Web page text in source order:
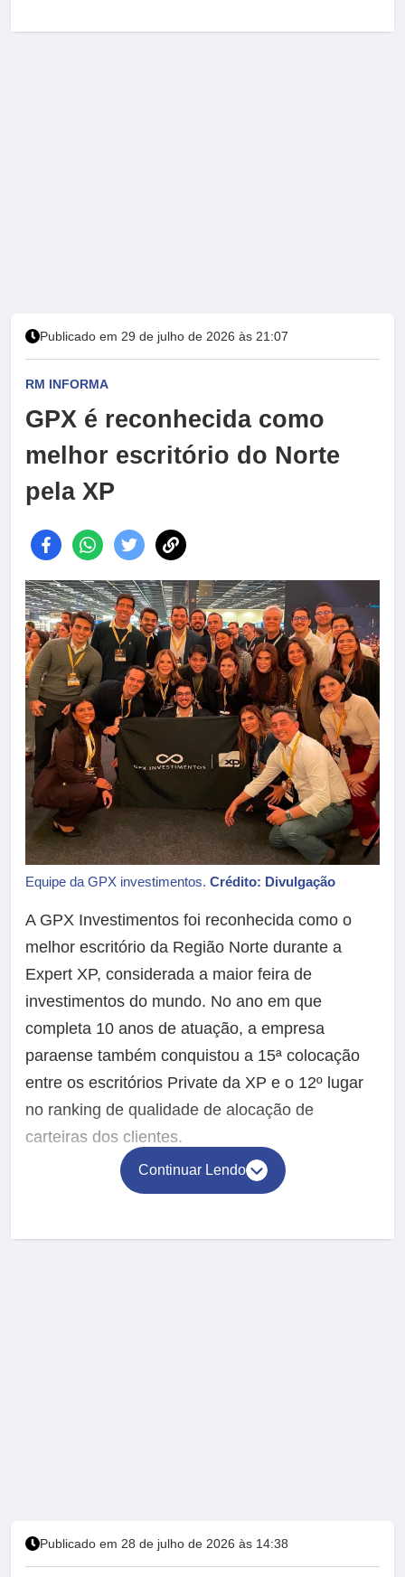
Publicado em 29 de julho de 2026 às 21:07
RM INFORMA
GPX é reconhecida como
melhor escritório do Norte
pela XP
Equipe da GPX investimentos. Crédito: Divulgação
A GPX Investimentos foi reconhecida como o
melhor escritório da Região Norte durante a
Expert XP, considerada a maior feira de
investimentos do mundo. No ano em que
completa 10 anos de atuação, a empresa
paraense também conquistou a 15ª colocação
entre os escritórios Private da XP e o 12º lugar
no ranking de qualidade de alocação de
carteiras dos clientes.
Continuar Lendo
Publicado em 28 de julho de 2026 às 14:38